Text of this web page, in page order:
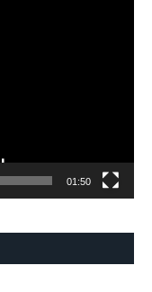
01:50